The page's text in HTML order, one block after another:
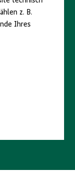
z. B.
Ihres